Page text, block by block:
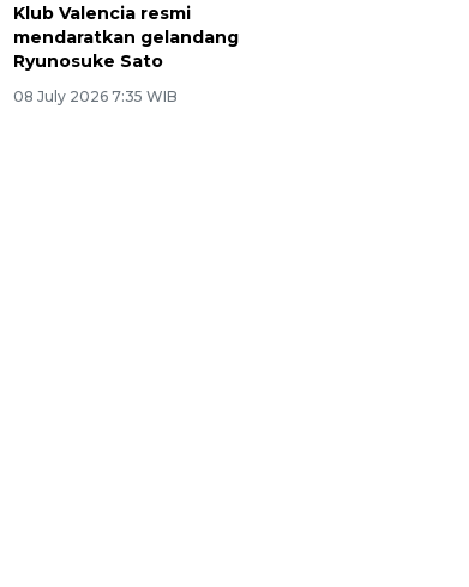
Klub Valencia resmi
mendaratkan gelandang
Ryunosuke Sato
08 July 2026 7:35 WIB